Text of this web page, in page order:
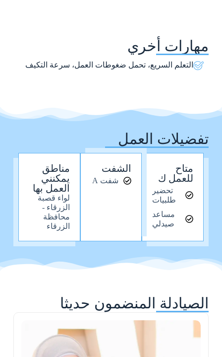
مهارات أخري
التعلم السريع، تحمل ضغوطات العمل، سرعة التكيف
تفضيلات العمل
متاح
للعمل ك
تحضير
طلبيات
مساعد
صيدلي
الشفت
شفت A
مناطق
يمكنني
العمل بها
لواء قصبة
الزرقاء -
محافظة
الزرقاء
الصيادلة المنضمون حديثا